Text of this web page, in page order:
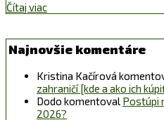
Čítaj viac
Najnovšie komentáre
Kristina Kačírová
zahraničí [kde a ako ich
Dodo komentoval Postúpi
2026?